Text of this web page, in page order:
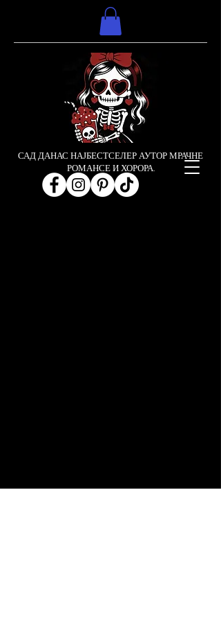
САД ДАНАС НАЈБЕСТСЕЛЕР АУТОР МРАЧНЕ
РОМАНСЕ И ХОРОРА.